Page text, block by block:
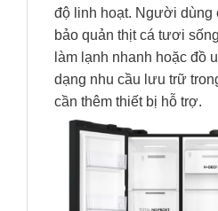
độ linh hoạt. Người dùng
bảo quản thịt cá tươi
làm lạnh nhanh hoặc đồ
dạng nhu cầu lưu trữ
cần thêm thiết bị hỗ trợ.